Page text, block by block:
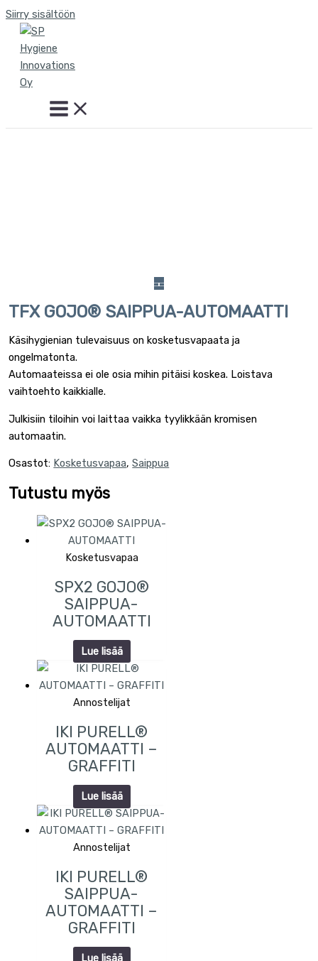
Siirry sisältöön
TFX GOJO® SAIPPUA-AUTOMAATTI
Käsihygienian tulevaisuus on kosketusvapaata ja
ongelmatonta.
Automaateissa ei ole osia mihin pitäisi koskea. Loistava
vaihtoehto kaikkialle.
Julkisiin tiloihin voi laittaa vaikka tyylikkään kromisen
automaatin.
Osastot: Kosketusvapaa,Saippua
Tutustu myös
Kosketusvapaa
SPX2 GOJO®
SAIPPUA-
AUTOMAATTI
Lue lisää
Annostelijat
IKI PURELL®
AUTOMAATTI –
GRAFFITI
Lue lisää
Annostelijat
IKI PURELL®
SAIPPUA-
AUTOMAATTI –
GRAFFITI